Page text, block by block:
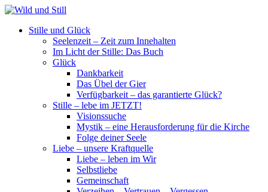
Stille und Glück
Seelenzeit – Zeit zum Innehalten
Im Licht der Stille: Das Buch
Glück
Dankbarkeit
Das Übel der Gier
Verfügbarkeit – das garantierte Glück?
Stille – lebe im JETZT!
Visionssuche
Mystik – eine Herausforderung für die Kirche
Folge deiner Seele
Liebe – unsere Kraftquelle
Liebe – leben im Wir
Selbstliebe
Gemeinschaft